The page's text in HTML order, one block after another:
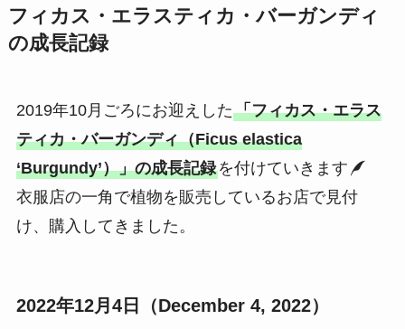
フィカス・エラスティカ・バーガンディ
の成長記録
2019年10月ごろにお迎えした「フィカス・エラス
ティカ・バーガンディ（Ficus elastica
‘Burgundy’）」の成長記録を付けていきます
衣服店の一角で植物を販売しているお店で見付
け、購入してきました。
2022年12月4日（December 4, 2022）